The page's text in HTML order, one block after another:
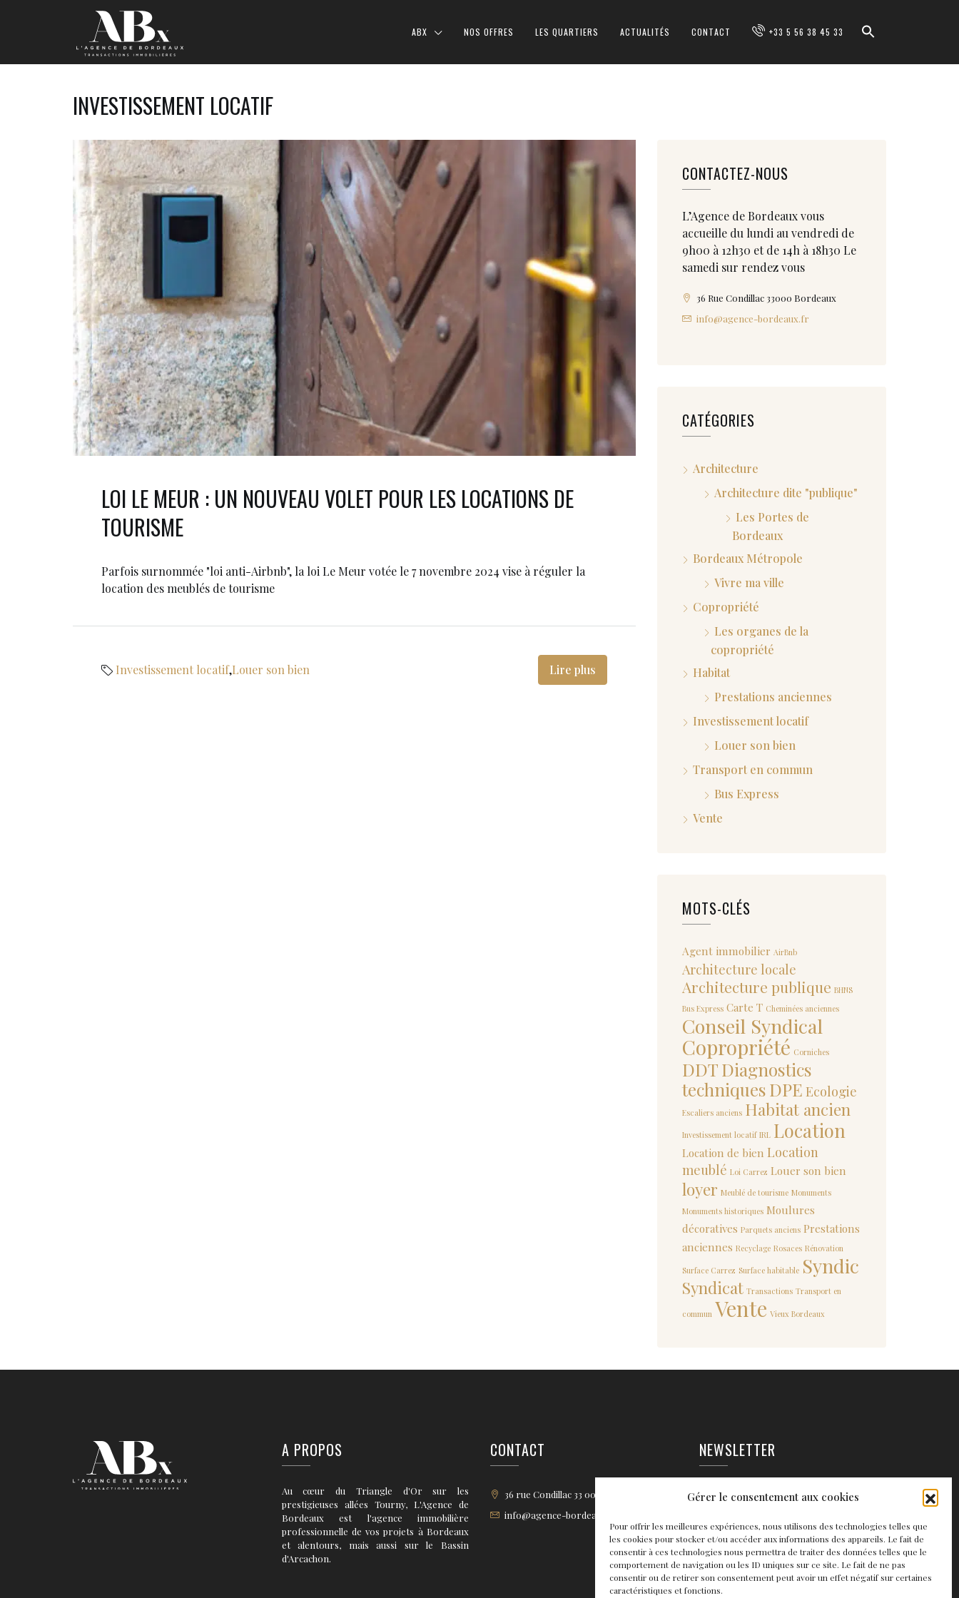
Gérer le consentement aux cookies
Pour offrir les meilleures expériences, nous utilisons des technologies telles que
les cookies pour stocker et/ou accéder aux informations des appareils. Le fait de
consentir à ces technologies nous permettra de traiter des données telles que le
comportement de navigation ou les ID uniques sur ce site. Le fait de ne pas
consentir ou de retirer son consentement peut avoir un effet négatif sur certaines
caractéristiques et fonctions.
ABX NOS OFFRES LES QUARTIERS ACTUALITÉS CONTACT +33 5 56 38 45 33
INVESTISSEMENT LOCATIF
LOI LE MEUR : UN NOUVEAU VOLET POUR LES LOCATIONS DE
TOURISME
Parfois surnommée "loi anti-Airbnb", la loi Le Meur votée le 7 novembre 2024 vise à réguler la
location des meublés de tourisme
Investissement locatif,Louer son bien Lire plus
CONTACTEZ-NOUS
L’Agence de Bordeaux vous
accueille du lundi au vendredi de
9h00 à 12h30 et de 14h à 18h30 Le
samedi sur rendez vous
36 Rue Condillac 33000 Bordeaux
info@agence-bordeaux.fr
CATÉGORIES
Architecture
Architecture dite "publique"
Les Portes de
Bordeaux
Bordeaux Métropole
Vivre ma ville
Copropriété
Les organes de la
copropriété
Habitat
Prestations anciennes
Investissement locatif
Louer son bien
Transport en commun
Bus Express
Vente
MOTS-CLÉS
Agent immobilier AirBnb
Architecture locale
Architecture publique BHNS
Bus Express Carte T Cheminées anciennes
Conseil Syndical
Copropriété Corniches
DDTDiagnostics
techniquesDPE Ecologie
Escaliers anciens Habitat ancien
Investissement locatif IRL Location
Location de bien Location
meublé Loi Carrez Louer son bien
loyer Meublé de tourisme Monuments
Monuments historiques Moulures
décoratives Parquets anciens Prestations
anciennes Recyclage Rosaces Rénovation
Surface Carrez Surface habitable Syndic
Syndicat Transactions Transport en
commun Vente Vieux Bordeaux
A PROPOS
Au cœur du Triangle d'Or sur les
prestigieuses allées Tourny, L'Agence de
Bordeaux est l'agence immobilière
professionnelle de vos projets à Bordeaux
et alentours, mais aussi sur le Bassin
d'Arcachon.
CONTACT
36 rue Condillac 33 000 BORDEAUX
info@agence-bordeaux.fr
NEWSLETTER